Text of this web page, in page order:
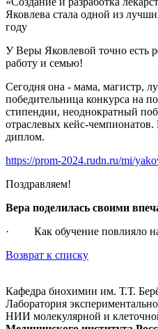
У Веры Яковлевой точно есть
работу и семью!
Сегодня она - мама, магистр,
победительница конкурса на
стипендии, неоднократный
отраслевых кейс-
диплом.
https://prom-2024.rudn.ru/mi/
Поздравляем!
Вера поделилась своими
· Как обучение повлияло на
Возврат к списку
Кафедра биохимии им. Т.Т.
Лаборатория
НИИ молекулярной и